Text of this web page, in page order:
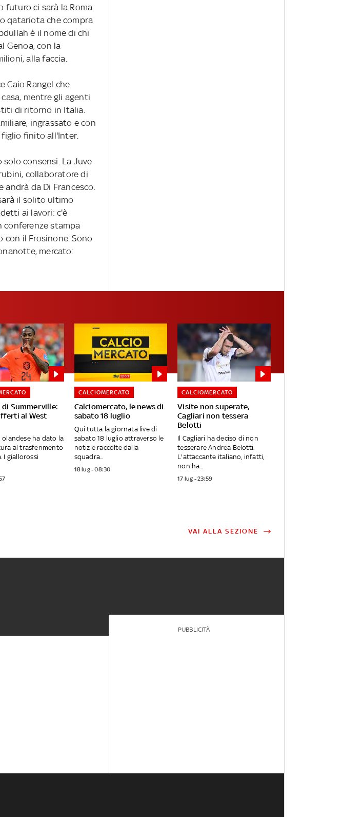
futuro ci sarà la Roma.
qatariota che compra
è il nome di chi
Genoa, con la
alla faccia.
Caio Rangel che
mentre gli agenti
di ritorno in Italia.
ingrassato e con
figlio finito all'Inter.
consensi. La Juve
collaboratore di
da Di Francesco.
il solito ultimo
ai lavori: c'è
conferenze stampa
con il Frosinone. Sono
mercato:
di Summerville:
al West
olandese ha dato la
al trasferimento
I giallorossi
Calciomercato, le news di
sabato 18 luglio
CALCIOMERCATO
Qui tutta la giornata live di
sabato 18 luglio attraverso le
notizie raccolte dalla
squadra...
18 lug - 08:30
Visite non superate,
Cagliari non tessera
Belotti
CALCIOMERCATO
Il Cagliari ha deciso di non
tesserare Andrea Belotti.
L'attaccante italiano, infatti,
non ha...
17 lug - 23:59
VAI ALLA SEZIONE
PUBBLICITÀ